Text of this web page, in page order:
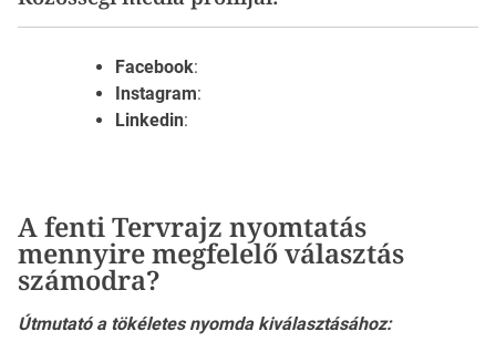
Facebook:
Instagram:
Linkedin:
A fenti Tervrajz nyomtatás
mennyire megfelelő választás
számodra?
Útmutató a tökéletes nyomda kiválasztásához: